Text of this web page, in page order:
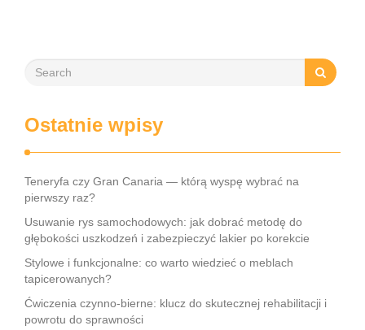
Ostatnie wpisy
Teneryfa czy Gran Canaria — którą wyspę wybrać na
pierwszy raz?
Usuwanie rys samochodowych: jak dobrać metodę do
głębokości uszkodzeń i zabezpieczyć lakier po korekcie
Stylowe i funkcjonalne: co warto wiedzieć o meblach
tapicerowanych?
Ćwiczenia czynno-bierne: klucz do skutecznej rehabilitacji i
powrotu do sprawności